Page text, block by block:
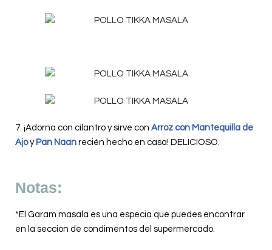
7. ¡Adorna con cilantro y sirve con Arroz con Mantequilla de
Ajoy Pan Naan recién hecho en casa! DELICIOSO.
Notas:
*El Garam masala es una especia que puedes encontrar
en la sección de condimentos del supermercado.